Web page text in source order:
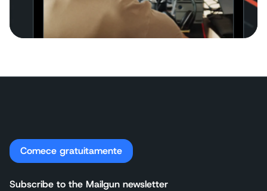
Comece gratuitamente
Subscribe to the Mailgun newsletter